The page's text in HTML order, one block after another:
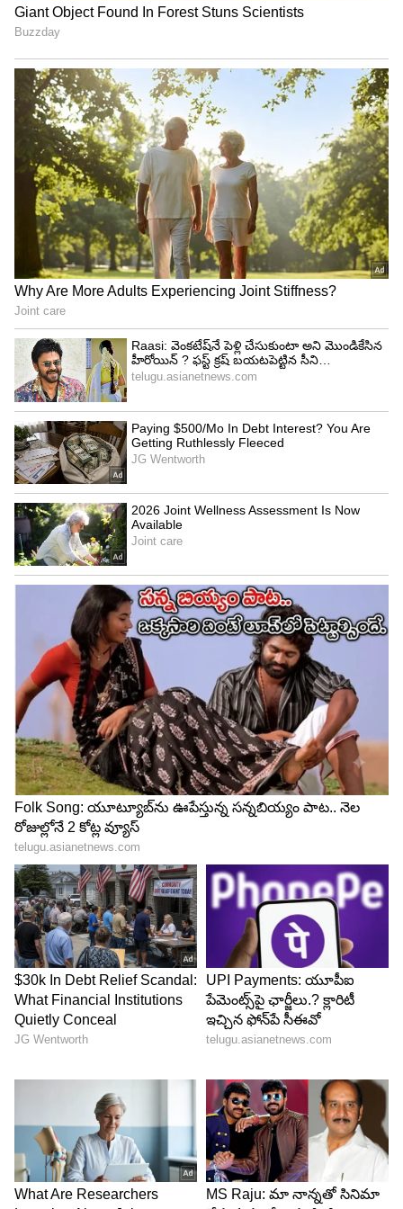
నేను మాట్లాడుతున్నాను కదా ఇక్కడ నిలబడు అంటాడు
అభి. అంటే నువ్వు కూడా ఆ గొర్రెల మందతో కలిసి రోడ్డు
మీద పాంప్లెట్లు పంచడానికి వెళ్తున్నావా అనడంతో మైండ్
యువర్ లాంగ్వేజ్ అభి అని సీరియస్ అవుతుంది అంకిత.
అసలు ఇంట్లో వాళ్లకి గౌరవం ఇవ్వని వాడితో మాట్లాడటం
వేస్ట్ అని అంటుంది అంకిత.
నేను నీ భర్తని ఆ విషయం గుర్తుందా అనడంతో మనం
భార్యాభర్తలమే కానీ అన్యోన్యంగా ఉండే భార్యాభర్తలం కాదు
అంటుంది అంకిత. నాకు భార్య అవ్వడం వల్లే నువ్వు ఇంటికి
కోడలివి అయ్యావు అనడంతో నీ వల్ల నాకు అదొక్కటే
మంచి జరిగింది అని అంటుంది అంకిత. కేఫ్ విషయంలో
నువ్వు కలుగజేసుకోకు ఆ బురద నువ్వు అంటించుకోకు,
వాళ్ళని వదిలేయ్ అనడంతో సేమ్ డైలాగ్ నీకు అదే
చెబుతున్నాను అని అంటుంది అంకిత. నాకంటే నా
కుటుంబం ఎక్కువయిందా అనగా ఇది మన కుటుంబం అని
అభికి బుద్ధి చెబుతుంది అంకిత. ఆ తర్వాత రాములమ్మ
అయ్యగారు అందరికీ పని చేసి పెడుతుంటే చూడడానికి
బాధగా ఉంది అనడంతో ఇంతలోనే అక్కడికి ప్రేమ్
పాంప్లెంట్లు తీసుకొని వస్తాడు. నందు అక్కడికి వచ్చి ఆ
పాంప్లెట్లు చూసి పర్సనల్ గా ఇవన్నీ ఇక్కడ పంచుతాను
అని సంతోషంగా ఉంటాడు.
అప్పుడు అందరూ కలిసి సరదాగా నవ్వుకుంటూ
మాట్లాడతారు. అప్పుడు కుటుంబం అందరూ సంతోషంగా
నందుకి సపోర్ట్ చేస్తూ మాట్లాడడంతో అది చూసి నందు
కన్నీళ్లు పెట్టుకుంటాడు. అప్పుడు ప్రేమ్ ఏమి అయ్యింది
నాన్న అనగా అప్పుడు ఒంటరి వాడిని అని ఫీల్ అయ్య
వాడిని కానీ ఇప్పుడు అందరూ సపోర్ట్ చేస్తుంటే ఆనందంగా
ఉంది అనడంతో ప్రేమ్ నందు ఇద్దరు హత్తుకుని సంతోష
పడుతూ ఉంటారు. ఆ తర్వాత అందరూ కలిసి పాంప్లెట్లు
పంచడానికి వెళ్తారు. రాములమ్మ పాంప్లెట్లు పంచుతూ
ఉండగా అది చూసి అందరూ సంతోష పడుతూ ఉంటారు.
ఆ తర్వాత అందరూ పాంప్లెట్లు పంచి కేఫ్ లో ఎదురు
చూస్తూ ఉండగా ఇంతలో కస్టమర్స్ అందరూ చాలామంది
రావడంతో అందరూ హడావిడిగా వారికి సర్వ్ చేస్తూ
ఉంటారు.